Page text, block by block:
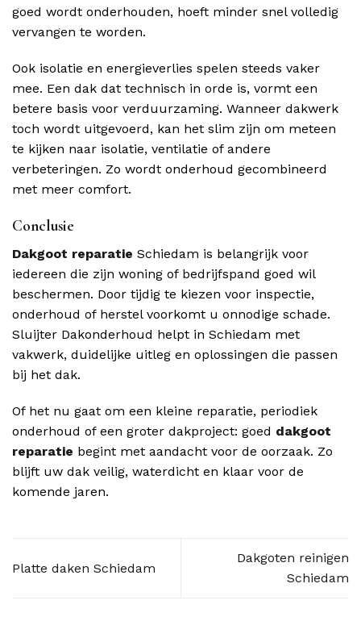
goed wordt onderhouden, hoeft minder snel volledig
vervangen te worden.
Ook isolatie en energieverlies spelen steeds vaker
mee. Een dak dat technisch in orde is, vormt een
betere basis voor verduurzaming. Wanneer dakwerk
toch wordt uitgevoerd, kan het slim zijn om meteen
te kijken naar isolatie, ventilatie of andere
verbeteringen. Zo wordt onderhoud gecombineerd
met meer comfort.
Conclusie
Dakgoot reparatie Schiedam is belangrijk voor
iedereen die zijn woning of bedrijfspand goed wil
beschermen. Door tijdig te kiezen voor inspectie,
onderhoud of herstel voorkomt u onnodige schade.
Sluijter Dakonderhoud helpt in Schiedam met
vakwerk, duidelijke uitleg en oplossingen die passen
bij het dak.
Of het nu gaat om een kleine reparatie, periodiek
onderhoud of een groter dakproject: goed dakgoot
reparatie begint met aandacht voor de oorzaak. Zo
blijft uw dak veilig, waterdicht en klaar voor de
komende jaren.
Platte daken Schiedam
Dakgoten reinigen
Schiedam